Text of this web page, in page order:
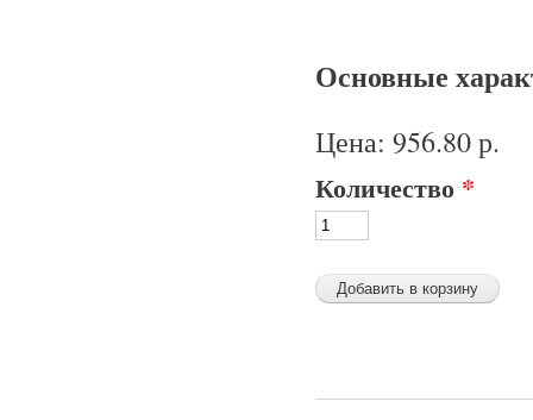
Основные
Цена: 956.80 р.
Количество *